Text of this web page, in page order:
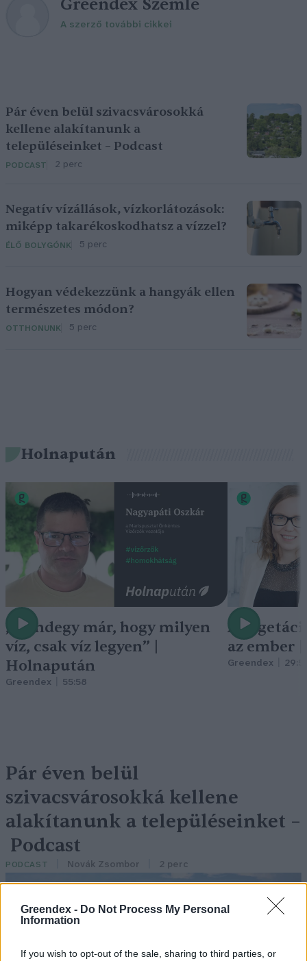
Greendex - Do Not Process My Personal
Information
If you wish to opt-out of the sale, sharing to third parties, or
Greendex Szemle
A szerző további cikkei
Pár éven belül szivacsvárosokká
kellene alakítanunk a
településeinket – Podcast
PODCAST 2 perc
Negatív vízállások, vízkorlátozások:
miképp takarékoskodhatsz a vízzel?
ÉLŐ BOLYGÓNK 5 perc
Hogyan védekezzünk a hangyák ellen
természetes módon?
OTTHONUNK 5 perc
Holnapután
„Mindegy már, hogy milyen
víz, csak víz legyen” |
Holnapután
Greendex 55:58
A
az ember
Greendex
Pár éven belül
szivacsvárosokká kellene
alakítanunk a településeinket –
Podcast
PODCAST Novák Zsombor 2 perc